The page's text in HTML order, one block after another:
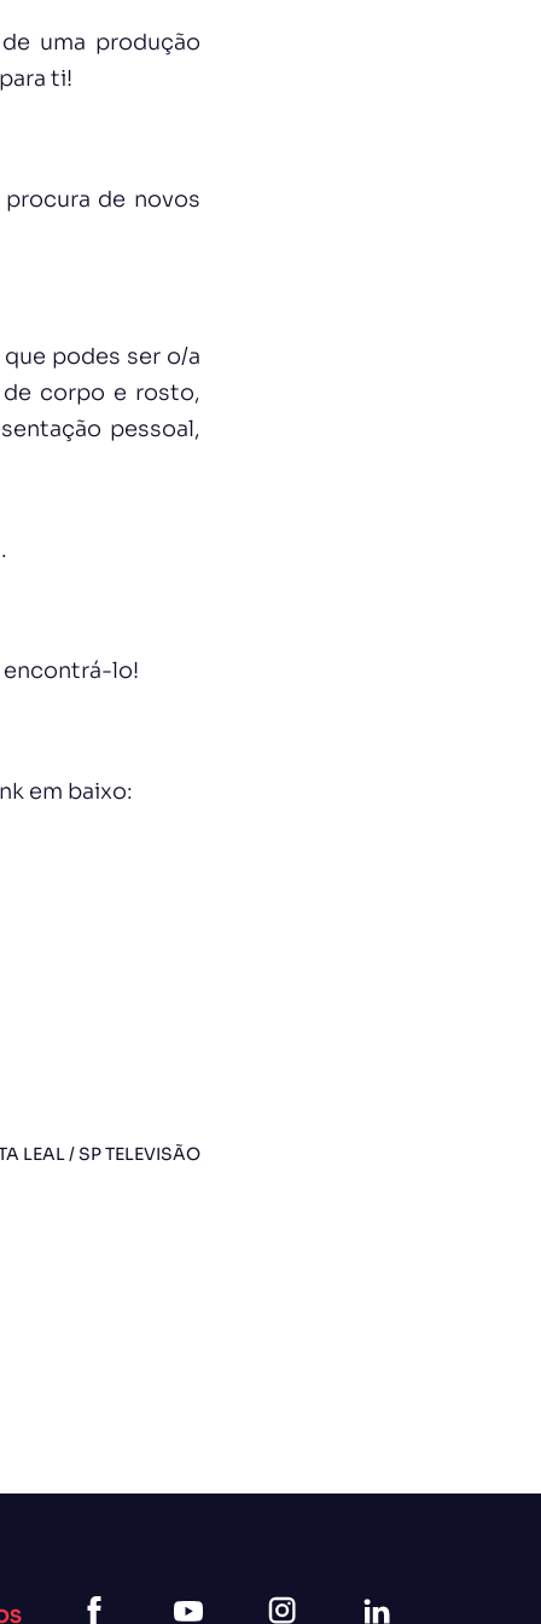
uma produção
ti!
de novos
podes ser o/a
corpo e rosto,
pessoal,
encontrá-lo!
em baixo:
LEAL / SP TELEVISÃO